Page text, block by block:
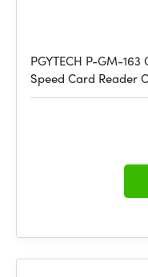
PGYTECH P-GM-
Speed Card Reader